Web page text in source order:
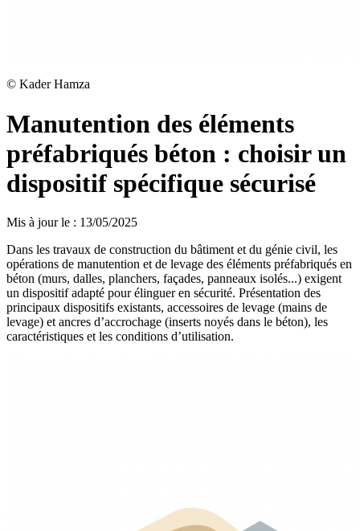
© Kader Hamza
Manutention des éléments
préfabriqués béton : choisir un
dispositif spécifique sécurisé
Mis à jour le : 13/05/2025
Dans les travaux de construction du bâtiment et du génie civil, les
opérations de manutention et de levage des éléments préfabriqués en
béton (murs, dalles, planchers, façades, panneaux isolés...) exigent
un dispositif adapté pour élinguer en sécurité. Présentation des
principaux dispositifs existants, accessoires de levage (mains de
levage) et ancres d’accrochage (inserts noyés dans le béton), les
caractéristiques et les conditions d’utilisation.